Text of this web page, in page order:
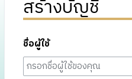
สร้างบัญชี
ชื่อผู้ใช้